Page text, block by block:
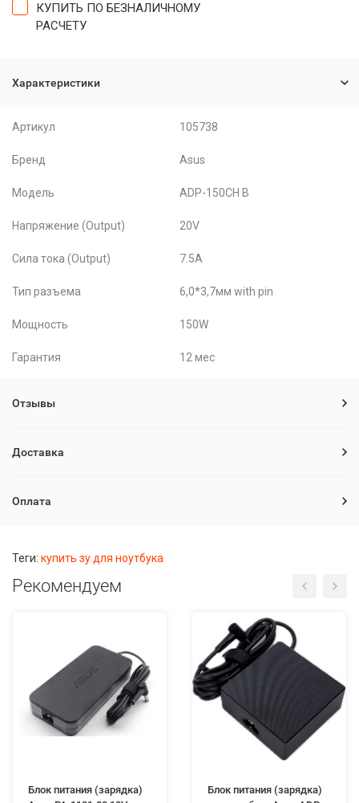
КУПИТЬ ПО БЕЗНАЛИЧНОМУ
РАСЧЕТУ
Характеристики
Артикул 105738
Бренд Asus
Модель ADP-150CH B
Напряжение (Output) 20V
Сила тока (Output) 7.5A
Тип разъема 6,0*3,7мм with pin
Мощность 150W
Гарантия 12 мес
Отзывы
Доставка
Оплата
Теги: купить зу для ноутбука
Рекомендуем
Блок питания (зарядка)
Блок питания (зарядка)